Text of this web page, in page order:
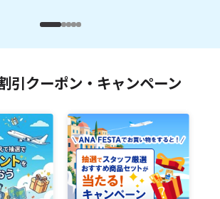
引クーポン・キャンペーン